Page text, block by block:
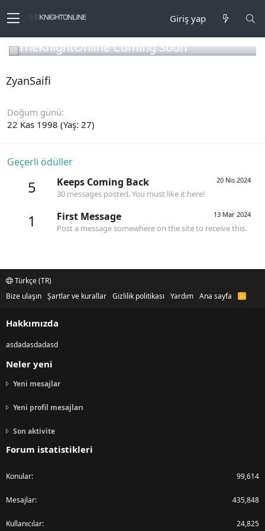
Giriş yap
TheKnightOnline Coming Soon
ZyanSaifi
Doğum günü
22 Kas 1998 (Yaş: 27)
Geçerli ödüller
5 20 Nis 2024
Keeps Coming Back
30 messages posted. You must like it here!
1 13 Mar 2024
First Message
Post a message somewhere on the site to receive this.
Türkçe (TR)
Bize ulaşın Şartlar ve kurallar Gizlilik politikası Yardım Ana sayfa
R
Hakkımızda
asdadasdadasd
Neler yeni
Yeni mesajlar
Yeni profil mesajları
Son aktivite
Forum istatistikleri
Konular 99,614
Mesajlar 435,848
Kullanıcılar 24,825